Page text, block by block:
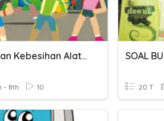
Kesehatan Dan Kebesihan Alat Reproduksi
- 8th 10
SOAL
20 T